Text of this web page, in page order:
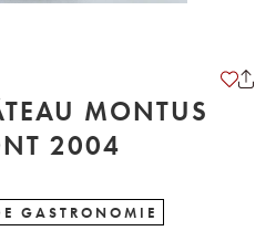
MONTUS
2004
GASTRONOMIE